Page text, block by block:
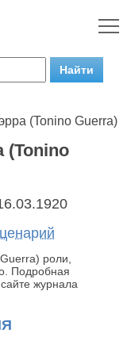
(Tonino Guerra)
(Tonino
роли,
Подробная
журнала